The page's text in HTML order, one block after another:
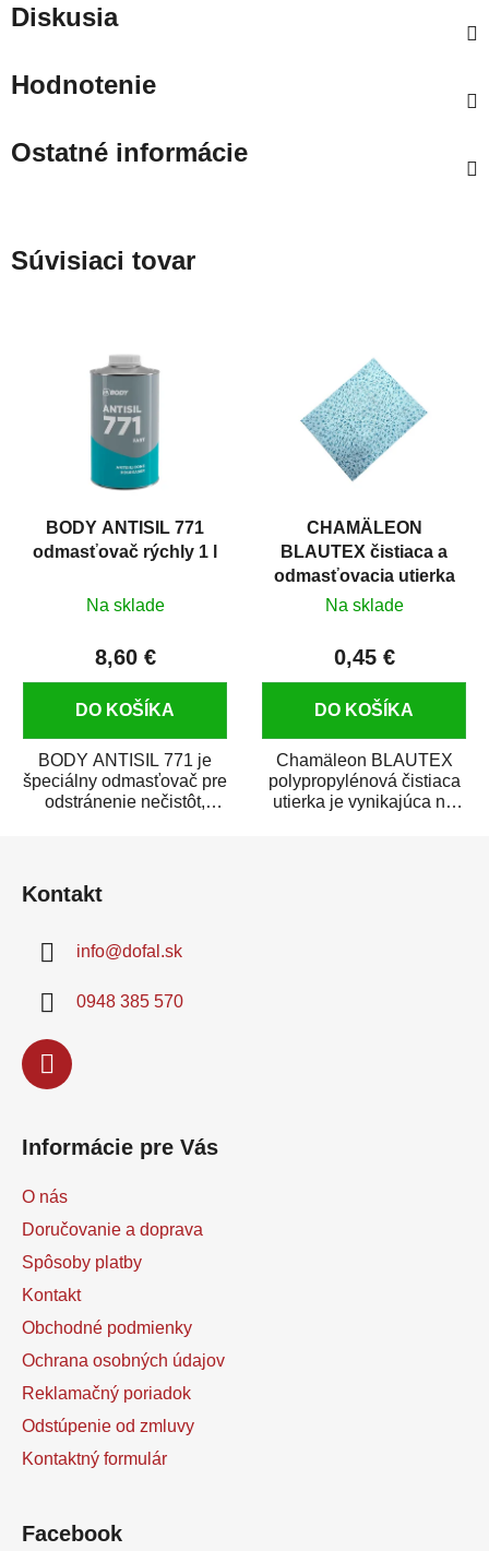
Diskusia
Hodnotenie
Ostatné informácie
Súvisiaci tovar
BODY ANTISIL 771
odmasťovač rýchly 1 l
Na sklade
8,60 €
DO KOŠÍKA
BODY ANTISIL 771 je
špeciálny odmasťovač pre
odstránenie nečistôt,
CHAMÄLEON
BLAUTEX čistiaca a
odmasťovacia utierka
32 x 40 cm
Na sklade
0,45 €
DO KOŠÍKA
Chamäleon BLAUTEX
polypropylénová čistiaca
utierka je vynikajúca na
Kontakt
info@dofal.sk
0948 385 570
Informácie pre Vás
O nás
Doručovanie a doprava
Spôsoby platby
Kontakt
Obchodné podmienky
Ochrana osobných údajov
Reklamačný poriadok
Odstúpenie od zmluvy
Kontaktný formulár
Facebook